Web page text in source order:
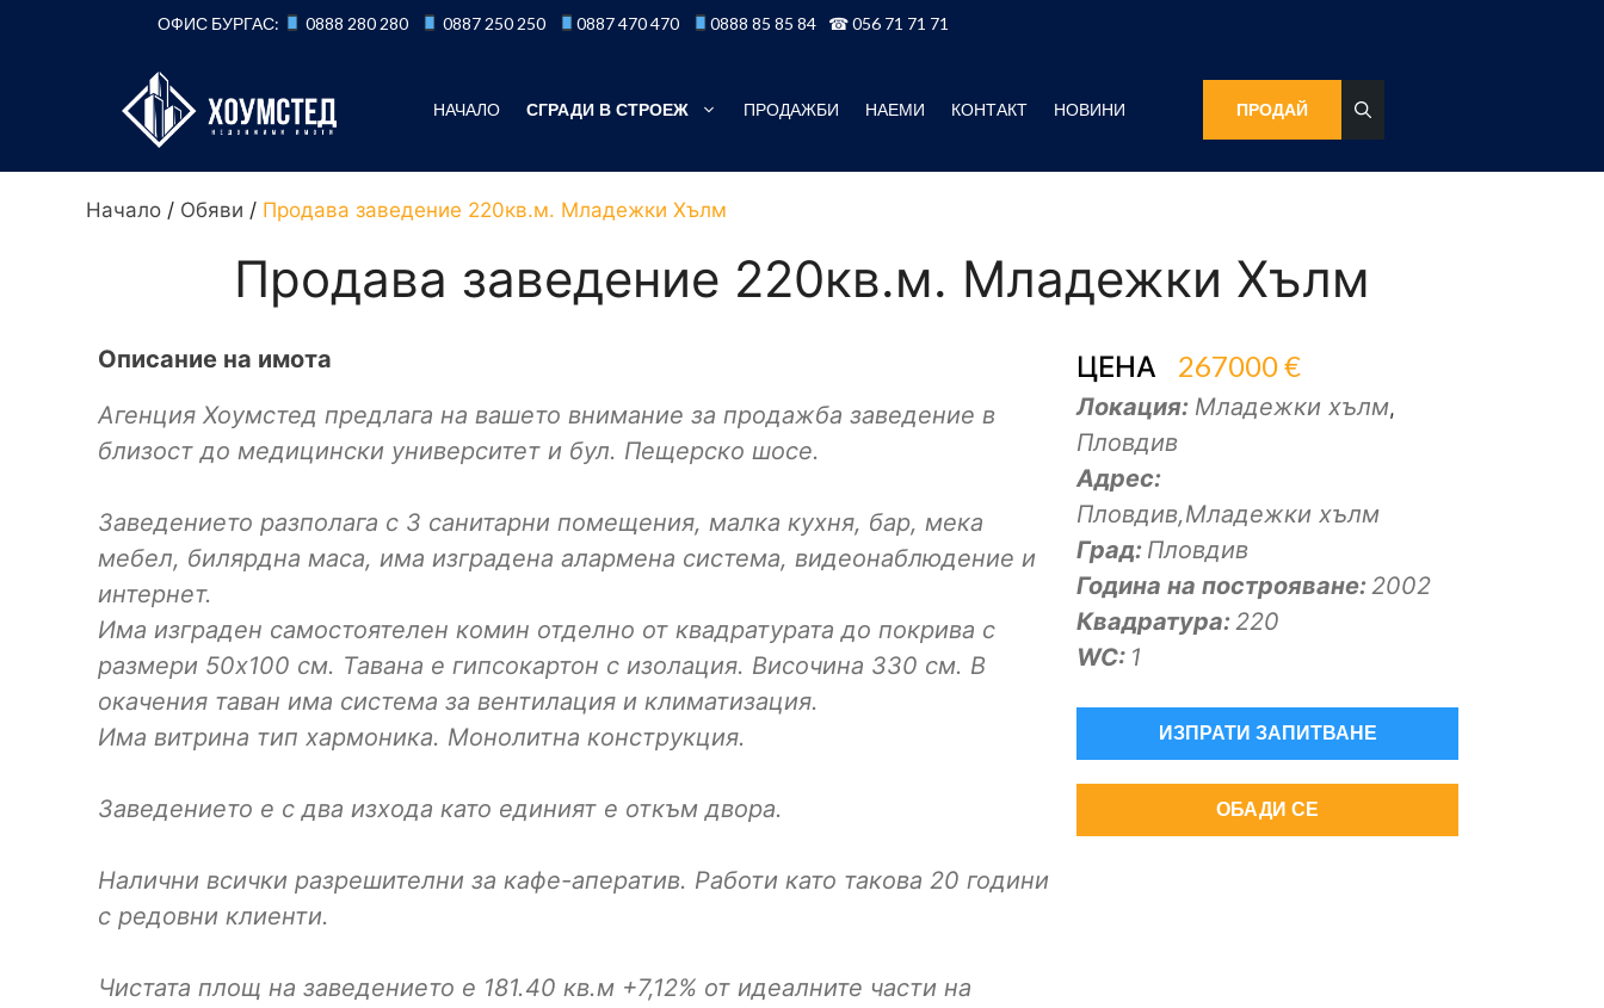
ОФИС БУРГАС: 0888 280 280 0887 250 250 0887 470 470 0888 85 85 84 ☎ 056 71 71 71
НАЧАЛО СГРАДИ В СТРОЕЖ ПРОДАЖБИ НАЕМИ КОНТАКТ НОВИНИ ПРОДАЙ
Начало / Обяви / Продава заведение 220кв.м. Младежки Хълм
Продава заведение 220кв.м. Младежки Хълм
Описание на имота
Агенция Хоумстед предлага на вашето внимание за продажба заведение в
близост до медицински университет и бул. Пещерско шосе.
Заведението разполага с 3 санитарни помещения, малка кухня, бар, мека
мебел, билярдна маса, има изградена алармена система, видеонаблюдение и
интернет.
Има изграден самостоятелен комин отделно от квадратурата до покрива с
размери 50х100 см. Тавана е гипсокартон с изолация. Височина 330 см. В
окачения таван има система за вентилация и климатизация.
Има витрина тип хармоника. Монолитна конструкция.
Заведението е с два изхода като единият е откъм двора.
Налични всички разрешителни за кафе-аператив. Работи като такова 20 години
с редовни клиенти.
Чистата площ на заведението е 181.40 кв.м +7,12% от идеалните части на
ЦЕНА 267000 €
Локация: Младежки хълм,
Пловдив
Адрес:
Пловдив,Младежки хълм
Град: Пловдив
Година на построяване:2002
Квадратура:220
WC: 1
ИЗПРАТИ ЗАПИТВАНЕ
ОБАДИ СЕ